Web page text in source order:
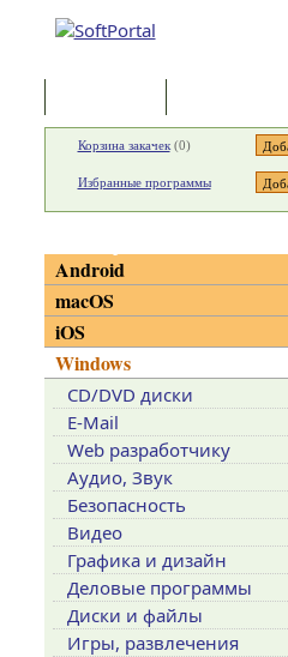
Корзина закачек(0)
Избранные программы
Android
macOS
iOS
Windows
CD/DVD диски
E-Mail
Web разработчику
Аудио, Звук
Безопасность
Видео
Графика и дизайн
Деловые программы
Диски и файлы
Игры, развлечения